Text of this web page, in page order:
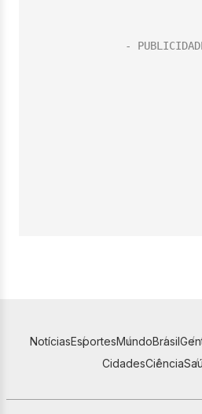
NotíciasEsportesMundoBrasil
CidadesCiência